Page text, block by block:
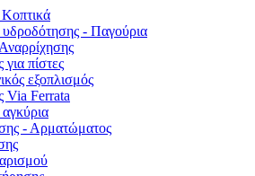
- Παγούρια
πίστες
εξοπλισμός
Via Ferrata
- Αρματώματος